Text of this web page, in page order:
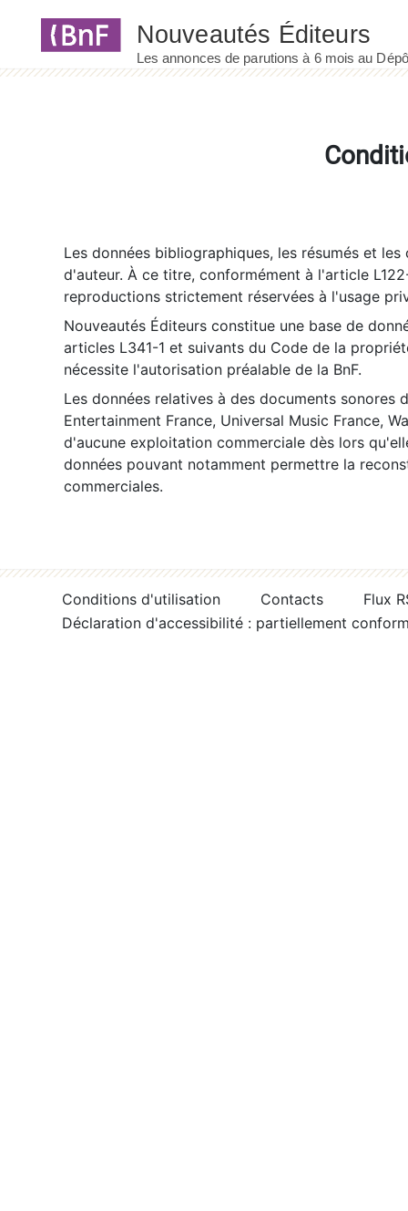
Les données bibliographiques, les résumés et
d'auteur. À ce titre, conformément à l'article
reproductions strictement réservées à l'usage
Nouveautés Éditeurs constitue une base de
articles L341-1 et suivants du Code de la
nécessite l'autorisation préalable de la BnF.
Les données relatives à des documents sonores
Entertainment France, Universal Music France,
d'aucune exploitation commerciale dès lors
données pouvant notamment permettre la
commerciales.
Conditions d'utilisation Contacts
Flux
Déclaration d'accessibilité : partiellement